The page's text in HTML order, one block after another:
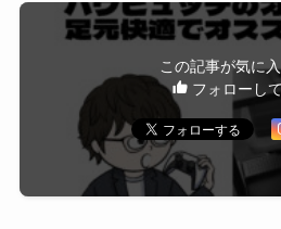
この記事が気に
フォローし